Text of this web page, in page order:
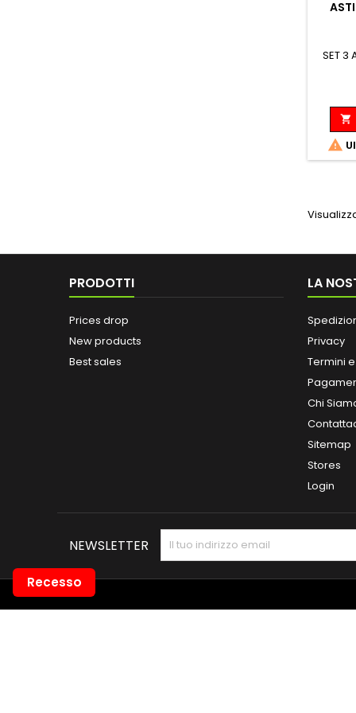
SET 3


PRODOTTI
Prices drop
New products
Best sales
LA
Privacy
Termini
Chi
Sitemap
Stores
Login
NEWSLETTER
Recesso